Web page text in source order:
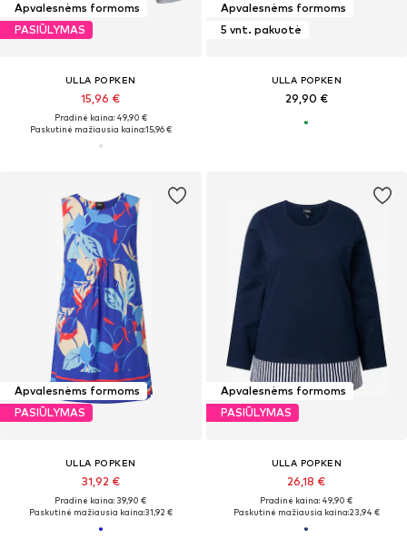
Apvalesnėms formoms
PASIŪLYMAS
ULLA POPKEN
15,96 €
Pradinė kaina: 49,90 €
Paskutinė mažiausia kaina:15,96 €
Apvalesnėms formoms
5 vnt. pakuotė
ULLA POPKEN
29,90 €
Apvalesnėms formoms
PASIŪLYMAS
ULLA POPKEN
31,92 €
Pradinė kaina: 39,90 €
Paskutinė mažiausia kaina:31,92 €
Apvalesnėms formoms
PASIŪLYMAS
ULLA POPKEN
26,18 €
Pradinė kaina: 49,90 €
Paskutinė mažiausia kaina:23,94 €